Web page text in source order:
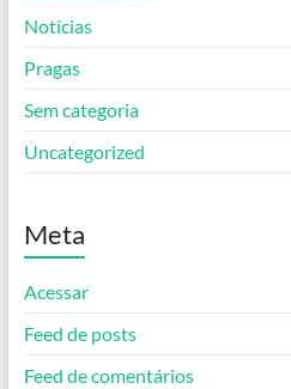
Notícias
Pragas
Sem categoria
Uncategorized
Meta
Acessar
Feed de posts
Feed de comentários